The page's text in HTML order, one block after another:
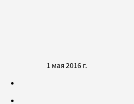
1 мая 2016 г.